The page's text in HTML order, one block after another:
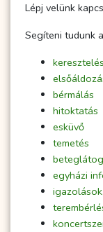
Lépj velünk
Segíteni tudunk
keresztelés
bérmálás
hitoktatás
esküvő
temetés
egyházi